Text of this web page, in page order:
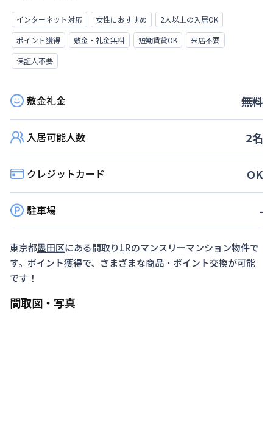
インターネット対応 女性におすすめ
2人以上の入居OK
ポイント獲得
敷金・礼金無料 短期賃貸OK
来店不要
保証人不要
敷金礼金 無料
入居可能人数 2名
クレジットカード OK
駐車場 -
東京都墨田区にある間取り1Rのマンスリーマンション物件で
す。ポイント獲得で、さまざまな商品・ポイント交換が可能
です！
間取図・写真